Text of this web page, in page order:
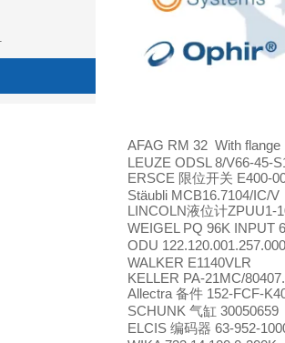
AFAG RM 32 With
LEUZE ODSL 8/V66-45-
ERSCE 限位开关 E400-
Stäubli MCB16.7104/IC/V
LINCOLN液位计ZPUU1-
WEIGEL PQ 96K INPUT
ODU
WALKER E1140VLR
KELLER PA-21MC/
Allectra 备件 152-FCF-
SCHUNK 气缸
ELCIS 编码器 63-952-